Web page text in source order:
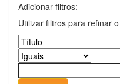
Adicionar filtros:
Utilizar filtros para refinar